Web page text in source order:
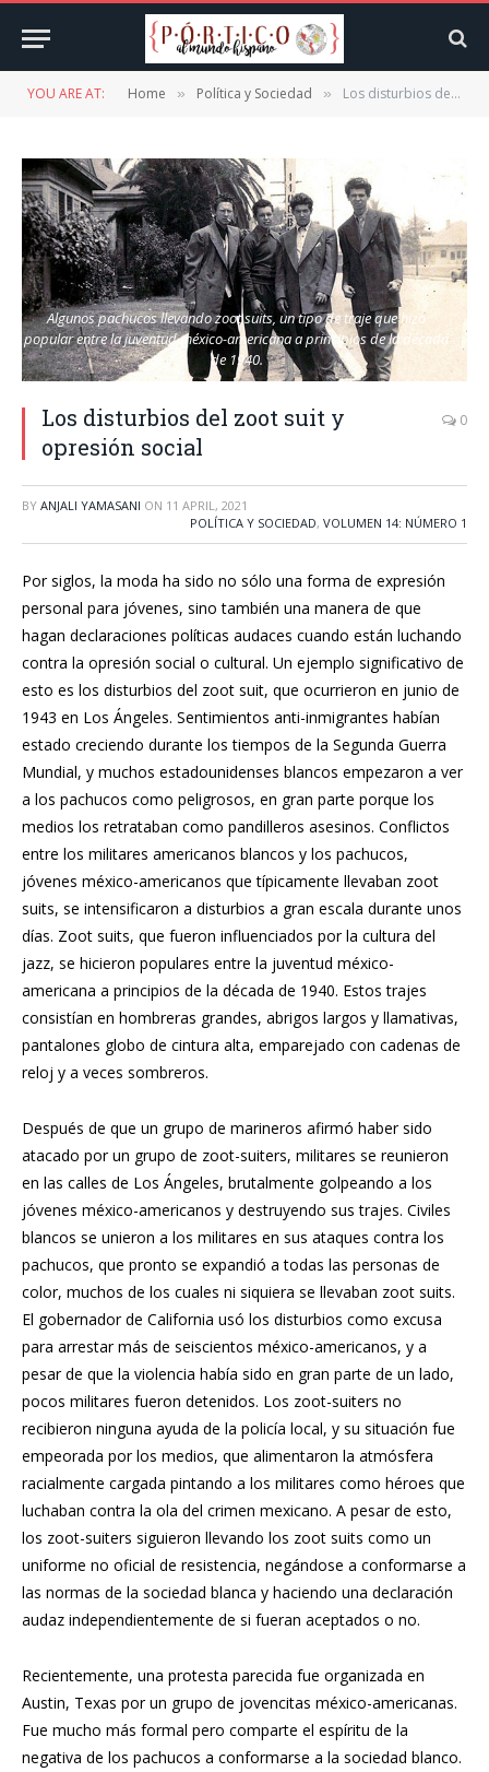
YOU ARE AT: Home » Política y Sociedad » Los disturbios del zoot suit y opresión social
Algunos pachucos llevando zoot suits, un tipo de traje que hizo
popular entre la juventud méxico-americana a principios de la década
de 1940.
Los disturbios del zoot suit y
opresión social
0
BY ANJALI YAMASANI ON 11 APRIL, 2021
POLÍTICA Y SOCIEDAD, VOLUMEN 14: NÚMERO 1
Por siglos, la moda ha sido no sólo una forma de expresión
personal para jóvenes, sino también una manera de que
hagan declaraciones políticas audaces cuando están luchando
contra la opresión social o cultural. Un ejemplo significativo de
esto es los disturbios del zoot suit, que ocurrieron en junio de
1943 en Los Ángeles. Sentimientos anti-inmigrantes habían
estado creciendo durante los tiempos de la Segunda Guerra
Mundial, y muchos estadounidenses blancos empezaron a ver
a los pachucos como peligrosos, en gran parte porque los
medios los retrataban como pandilleros asesinos. Conflictos
entre los militares americanos blancos y los pachucos,
jóvenes méxico-americanos que típicamente llevaban zoot
suits, se intensificaron a disturbios a gran escala durante unos
días. Zoot suits, que fueron influenciados por la cultura del
jazz, se hicieron populares entre la juventud méxico-
americana a principios de la década de 1940. Estos trajes
consistían en hombreras grandes, abrigos largos y llamativas,
pantalones globo de cintura alta, emparejado con cadenas de
reloj y a veces sombreros.
Después de que un grupo de marineros afirmó haber sido
atacado por un grupo de zoot-suiters, militares se reunieron
en las calles de Los Ángeles, brutalmente golpeando a los
jóvenes méxico-americanos y destruyendo sus trajes. Civiles
blancos se unieron a los militares en sus ataques contra los
pachucos, que pronto se expandió a todas las personas de
color, muchos de los cuales ni siquiera se llevaban zoot suits.
El gobernador de California usó los disturbios como excusa
para arrestar más de seiscientos méxico-americanos, y a
pesar de que la violencia había sido en gran parte de un lado,
pocos militares fueron detenidos. Los zoot-suiters no
recibieron ninguna ayuda de la policía local, y su situación fue
empeorada por los medios, que alimentaron la atmósfera
racialmente cargada pintando a los militares como héroes que
luchaban contra la ola del crimen mexicano. A pesar de esto,
los zoot-suiters siguieron llevando los zoot suits como un
uniforme no oficial de resistencia, negándose a conformarse a
las normas de la sociedad blanca y haciendo una declaración
audaz independientemente de si fueran aceptados o no.
Recientemente, una protesta parecida fue organizada en
Austin, Texas por un grupo de jovencitas méxico-americanas.
Fue mucho más formal pero comparte el espíritu de la
negativa de los pachucos a conformarse a la sociedad blanco.